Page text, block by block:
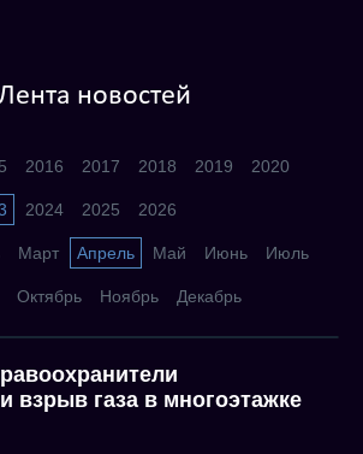
новостей
2016 2017 2018 2019 2020
2024 2025 2026
Март Апрель Май Июнь Июль
Октябрь Ноябрь Декабрь
взрыв газа в многоэтажке